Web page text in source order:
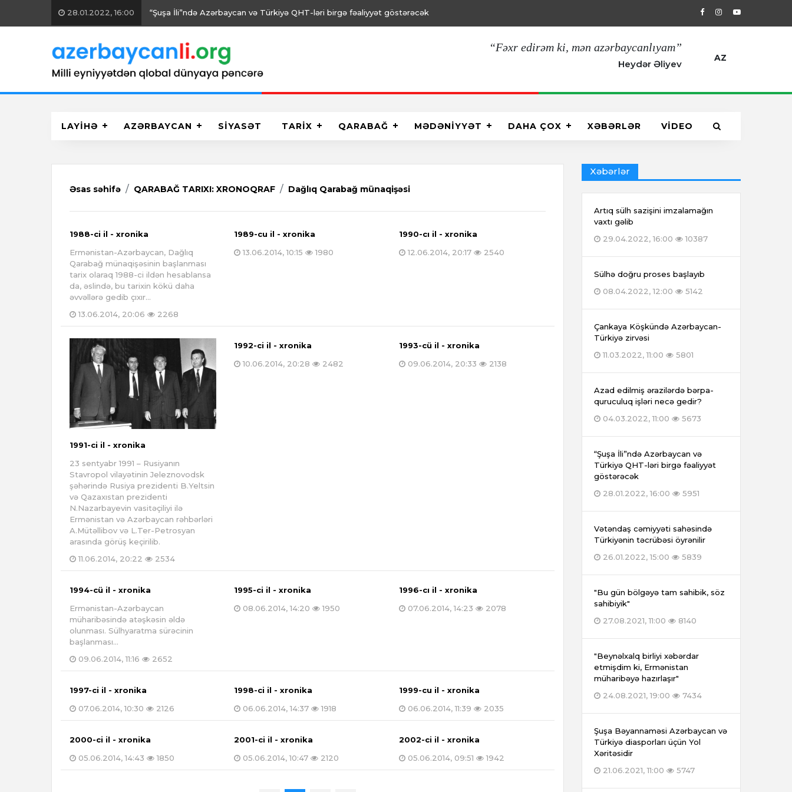
26.01.2022, 15:00 Vətəndaş cəmiyyəti sahəsində Türkiyənin təcrübəsi öyrənilir 29.04.2022, 16:00 Artıq sülh
“Fəxr edirəm ki, mən azərbaycanlıyam”
Heydər Əliyev
AZ
LAYİHƏ AZƏRBAYCAN SİYASƏT TARİX QARABAĞ MƏDƏNİYYƏT DAHA ÇOX XƏBƏRLƏR VİDEO
Əsas səhifə QARABAĞ TARIXI: XRONOQRAF Dağlıq Qarabağ münaqişəsi
1988-ci il - xronika
Ermənistan-Azərbaycan, Dağlıq
Qarabağ münaqişəsinin başlanması
tarix olaraq 1988-ci ildən hesablansa
da, əslində, bu tarixin kökü daha
əvvəllərə gedib çıxır...
13.06.2014, 20:06
2268
1989-cu il - xronika
13.06.2014, 10:15
1980
1990-cı il - xronika
12.06.2014, 20:17
2540
1991-ci il - xronika
23 sentyabr 1991 – Rusiyanın
Stavropol vilayətinin Jeleznovodsk
şəhərində Rusiya prezidenti B.Yeltsin
və Qazaxıstan prezidenti
N.Nazarbayevin vasitəçiliyi ilə
Ermənistan və Azərbaycan rəhbərləri
A.Mütəllibov və L.Ter-Petrosyan
arasında görüş keçirilib.
11.06.2014, 20:22
2534
1992-ci il - xronika
10.06.2014, 20:28
2482
1993-cü il - xronika
09.06.2014, 20:33
2138
1994-cü il - xronika
Ermənistan-Azərbaycan
müharibəsində atəşkəsin əldə
olunması. Sülhyaratma sürəcinin
başlanması...
09.06.2014, 11:16
2652
1995-ci il - xronika
08.06.2014, 14:20
1950
1996-cı il - xronika
07.06.2014, 14:23
2078
1997-ci il - xronika
07.06.2014, 10:30
2126
1998-ci il - xronika
06.06.2014, 14:37
1918
1999-cu il - xronika
06.06.2014, 11:39
2035
2000-ci il - xronika
05.06.2014, 14:43
1850
2001-ci il - xronika
05.06.2014, 10:47
2120
2002-ci il - xronika
05.06.2014, 09:51
1942
Xəbərlər
Artıq sülh sazişini imzalamağın
vaxtı gəlib
29.04.2022, 16:00
10387
Sülhə doğru proses başlayıb
08.04.2022, 12:00
5142
Çankaya Köşkündə Azərbaycan-
Türkiyə zirvəsi
11.03.2022, 11:00
5801
Azad edilmiş ərazilərdə bərpa-
quruculuq işləri necə gedir?
04.03.2022, 11:00
5673
“Şuşa İli”ndə Azərbaycan və
Türkiyə QHT-ləri birgə fəaliyyət
göstərəcək
28.01.2022, 16:00
5951
Vətəndaş cəmiyyəti sahəsində
Türkiyənin təcrübəsi öyrənilir
26.01.2022, 15:00
5839
"Bu gün bölgəyə tam sahibik, söz
sahibiyik"
27.08.2021, 11:00
8140
"Beynəlxalq birliyi xəbərdar
etmişdim ki, Ermənistan
müharibəyə hazırlaşır"
24.08.2021, 19:00
7434
Şuşa Bəyannaməsi Azərbaycan və
Türkiyə diasporları üçün Yol
Xəritəsidir
21.06.2021, 11:00
5747